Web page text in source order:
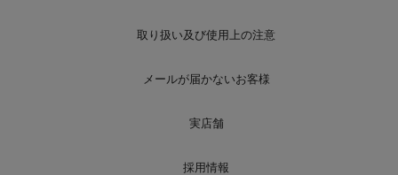
取り扱い及び使用上の注意
メールが届かないお客様
実店舗
採用情報